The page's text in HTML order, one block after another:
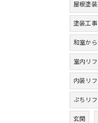
屋根塗
塗装工事
和室か
室内リ
内装リ
ぷちリ
玄関